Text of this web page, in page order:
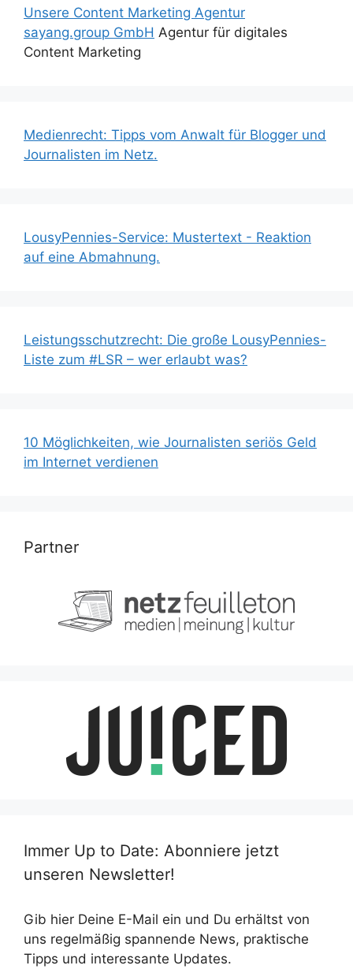
Unsere Content Marketing Agentur
sayang.group GmbH Agentur für digitales
Content Marketing
Medienrecht: Tipps vom Anwalt für Blogger und
Journalisten im Netz.
LousyPennies-Service: Mustertext - Reaktion
auf eine Abmahnung.
Leistungsschutzrecht: Die große LousyPennies-
Liste zum #LSR – wer erlaubt was?
10 Möglichkeiten, wie Journalisten seriös Geld
im Internet verdienen
Partner
Immer Up to Date: Abonniere jetzt
unseren Newsletter!
Gib hier Deine E-Mail ein und Du erhältst von
uns regelmäßig spannende News, praktische
Tipps und interessante Updates.